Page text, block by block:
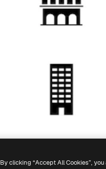
By clicking “Accept All Cookies”,